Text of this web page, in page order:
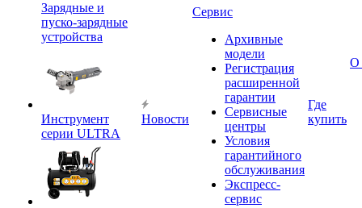
Зарядные и
пуско-зарядные
устройства
Инструмент
серии ULTRA
Новости
Сервис
Архивные
модели
Регистрация
расширенной
гарантии
Сервисные
центры
Условия
гарантийного
обслуживания
Экспресс-
сервис
Где
купить
О